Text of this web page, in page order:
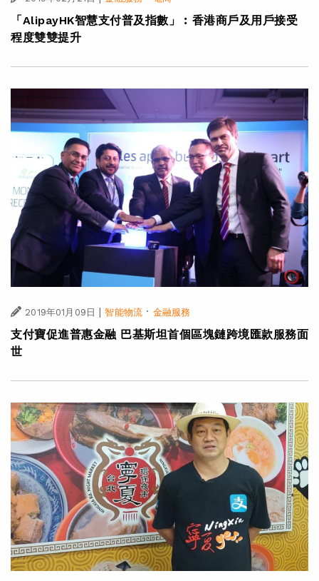
「AlipayHK智慧支付普及指數」︰香港商戶及用戶接受
程度雙雙提升
2019年01月09日 | 智能物流 · 金融服務
支付寶促進普惠金融 巴基斯坦首個區塊鏈跨境匯款服務面
世